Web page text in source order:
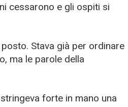
cessarono e gli ospiti si
Stava già per ordinare
ma le parole della
forte in mano una